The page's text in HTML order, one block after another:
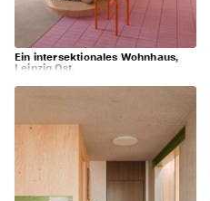
Ein intersektionales Wohnhaus,
Leipzig Ost,